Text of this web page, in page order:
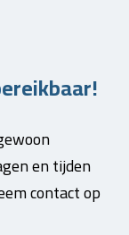
en tijden
contact op